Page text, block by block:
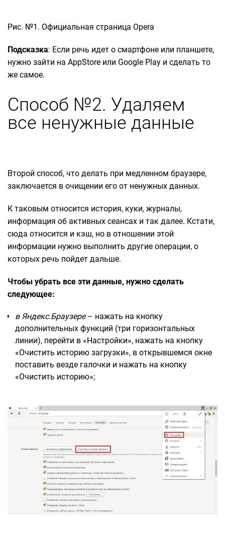
Рис. №1. Официальная страница Opera
Подсказка: Если речь идет о смартфоне или планшете,
нужно зайти на AppStore или Google Play и сделать то
же самое.
Способ №2. Удаляем
все ненужные данные
Второй способ, что делать при медленном браузере,
заключается в очищении его от ненужных данных.
К таковым относится история, куки, журналы,
информация об активных сеансах и так далее. Кстати,
сюда относится и кэш, но в отношении этой
информации нужно выполнить другие операции, о
которых речь пойдет дальше.
Чтобы убрать все эти данные, нужно сделать
следующее:
в Яндекс.Браузере– нажать на кнопку
дополнительных функций (три горизонтальных
линии), перейти в «Настройки», нажать на кнопку
«Очистить историю загрузки», в открывшемся окне
поставить везде галочки и нажать на кнопку
«Очистить историю»;